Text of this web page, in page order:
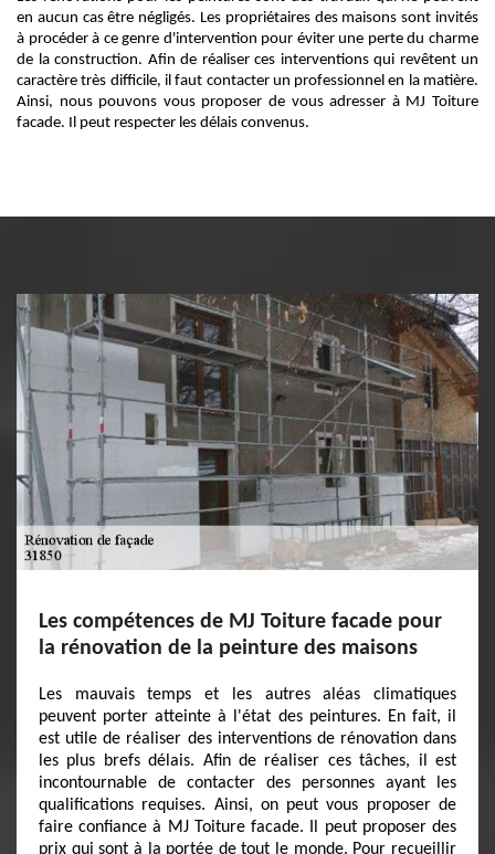
en aucun cas être négligés. Les propriétaires des maisons sont invités
à procéder à ce genre d'intervention pour éviter une perte du charme
de la construction. Afin de réaliser ces interventions qui revêtent un
caractère très difficile, il faut contacter un professionnel en la matière.
Ainsi, nous pouvons vous proposer de vous adresser à MJ Toiture
facade. Il peut respecter les délais convenus.
Les compétences de MJ Toiture facade pour
la rénovation de la peinture des maisons
Les mauvais temps et les autres aléas climatiques
peuvent porter atteinte à l'état des peintures. En fait, il
est utile de réaliser des interventions de rénovation dans
les plus brefs délais. Afin de réaliser ces tâches, il est
incontournable de contacter des personnes ayant les
qualifications requises. Ainsi, on peut vous proposer de
faire confiance à MJ Toiture facade. Il peut proposer des
prix qui sont à la portée de tout le monde. Pour recueillir